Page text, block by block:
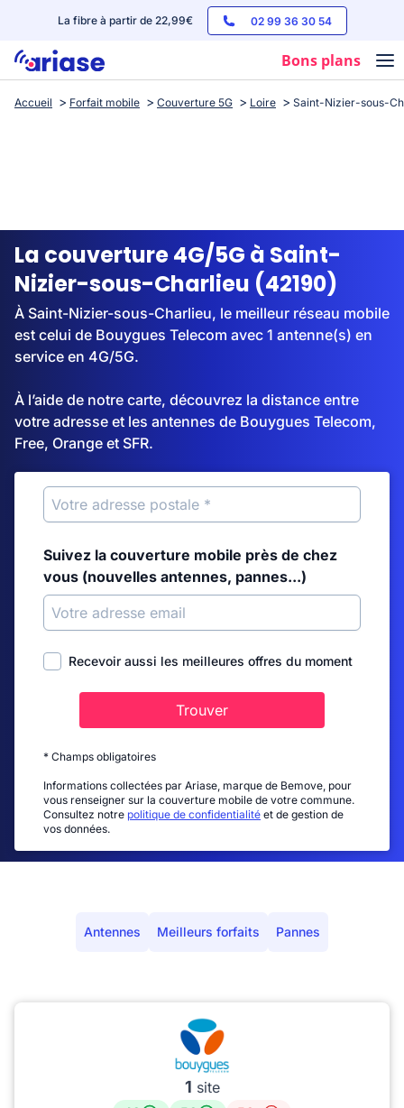
La fibre à partir de 22,99€ 02 99 36 30 54
Bons plans
Box internet
Streaming
Accueil Forfait mobile Couverture 5G Loire Saint-Nizier-sous-
La couverture 4G/5G à Saint-
Nizier-sous-Charlieu (42190)
À Saint-Nizier-sous-Charlieu, le meilleur réseau mobile
est celui de Bouygues Telecom avec 1 antenne(s) en
service en 4G/5G.
À l’aide de notre carte, découvrez la distance entre
votre adresse et les antennes de Bouygues Telecom,
Free, Orange et SFR.
Suivez la couverture mobile près de chez
vous (nouvelles antennes, pannes...)
Recevoir aussi les meilleures offres du moment
Trouver
* Champs obligatoires
Informations collectées par Ariase, marque de Bemove, pour
vous renseigner sur la couverture mobile de votre commune.
Consultez notre politique de confidentialité et de gestion de
vos données.
Antennes Meilleurs forfaits Pannes
1 site